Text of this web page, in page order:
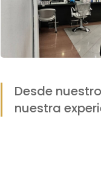
Desde
nuestra